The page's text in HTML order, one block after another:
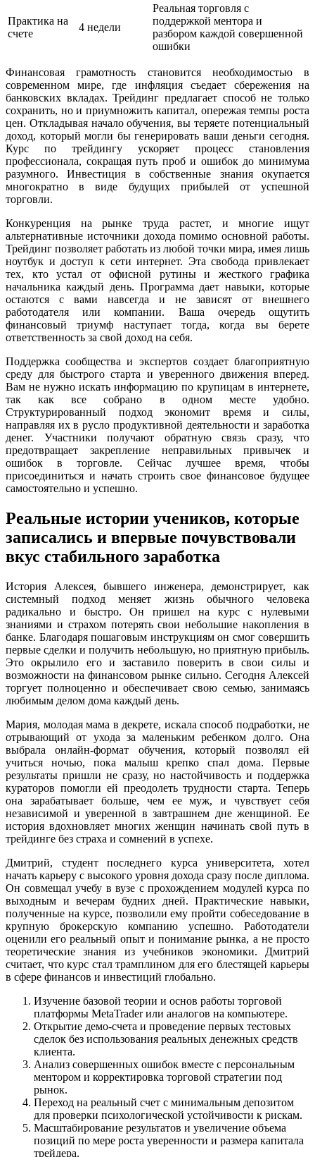
Практика на
счете
4 недели
Реальная торговля с
поддержкой ментора и
разбором каждой совершенной
ошибки
Финансовая грамотность становится необходимостью в
современном мире, где инфляция съедает сбережения на
банковских вкладах. Трейдинг предлагает способ не только
сохранить, но и приумножить капитал, опережая темпы роста
цен. Откладывая начало обучения, вы теряете потенциальный
доход, который могли бы генерировать ваши деньги сегодня.
Курс по трейдингу ускоряет процесс становления
профессионала, сокращая путь проб и ошибок до минимума
разумного. Инвестиция в собственные знания окупается
многократно в виде будущих прибылей от успешной
торговли.
Конкуренция на рынке труда растет, и многие ищут
альтернативные источники дохода помимо основной работы.
Трейдинг позволяет работать из любой точки мира, имея лишь
ноутбук и доступ к сети интернет. Эта свобода привлекает
тех, кто устал от офисной рутины и жесткого графика
начальника каждый день. Программа дает навыки, которые
остаются с вами навсегда и не зависят от внешнего
работодателя или компании. Ваша очередь ощутить
финансовый триумф наступает тогда, когда вы берете
ответственность за свой доход на себя.
Поддержка сообщества и экспертов создает благоприятную
среду для быстрого старта и уверенного движения вперед.
Вам не нужно искать информацию по крупицам в интернете,
так как все собрано в одном месте удобно.
Структурированный подход экономит время и силы,
направляя их в русло продуктивной деятельности и заработка
денег. Участники получают обратную связь сразу, что
предотвращает закрепление неправильных привычек и
ошибок в торговле. Сейчас лучшее время, чтобы
присоединиться и начать строить свое финансовое будущее
самостоятельно и успешно.
Реальные истории учеников, которые
записались и впервые почувствовали
вкус стабильного заработка
История Алексея, бывшего инженера, демонстрирует, как
системный подход меняет жизнь обычного человека
радикально и быстро. Он пришел на курс с нулевыми
знаниями и страхом потерять свои небольшие накопления в
банке. Благодаря пошаговым инструкциям он смог совершить
первые сделки и получить небольшую, но приятную прибыль.
Это окрылило его и заставило поверить в свои силы и
возможности на финансовом рынке сильно. Сегодня Алексей
торгует полноценно и обеспечивает свою семью, занимаясь
любимым делом дома каждый день.
Мария, молодая мама в декрете, искала способ подработки, не
отрывающий от ухода за маленьким ребенком долго. Она
выбрала онлайн-формат обучения, который позволял ей
учиться ночью, пока малыш крепко спал дома. Первые
результаты пришли не сразу, но настойчивость и поддержка
кураторов помогли ей преодолеть трудности старта. Теперь
она зарабатывает больше, чем ее муж, и чувствует себя
независимой и уверенной в завтрашнем дне женщиной. Ее
история вдохновляет многих женщин начинать свой путь в
трейдинге без страха и сомнений в успехе.
Дмитрий, студент последнего курса университета, хотел
начать карьеру с высокого уровня дохода сразу после диплома.
Он совмещал учебу в вузе с прохождением модулей курса по
выходным и вечерам будних дней. Практические навыки,
полученные на курсе, позволили ему пройти собеседование в
крупную брокерскую компанию успешно. Работодатели
оценили его реальный опыт и понимание рынка, а не просто
теоретические знания из учебников экономики. Дмитрий
считает, что курс стал трамплином для его блестящей карьеры
в сфере финансов и инвестиций глобально.
Изучение базовой теории и основ работы торговой
платформы MetaTrader или аналогов на компьютере.
Открытие демо-счета и проведение первых тестовых
сделок без использования реальных денежных средств
клиента.
Анализ совершенных ошибок вместе с персональным
ментором и корректировка торговой стратегии под
рынок.
Переход на реальный счет с минимальным депозитом
для проверки психологической устойчивости к рискам.
Масштабирование результатов и увеличение объема
позиций по мере роста уверенности и размера капитала
трейдера.